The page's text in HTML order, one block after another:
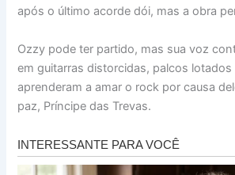
após o último acorde dói, mas a obra
Ozzy pode ter partido, mas sua voz
em guitarras distorcidas, palcos
aprenderam a amar o rock por causa
paz, Príncipe das Trevas.